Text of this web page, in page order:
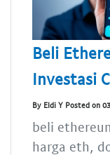
Beli
Investasi
By Eldi Y Posted on
beli
harga eth,